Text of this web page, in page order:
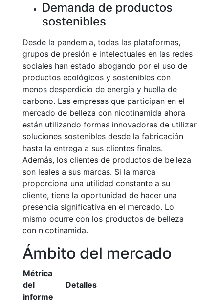
Demanda de productos
sostenibles
Desde la pandemia, todas las plataformas,
grupos de presión e intelectuales en las redes
sociales han estado abogando por el uso de
productos ecológicos y sostenibles con
menos desperdicio de energía y huella de
carbono. Las empresas que participan en el
mercado de belleza con nicotinamida ahora
están utilizando formas innovadoras de utilizar
soluciones sostenibles desde la fabricación
hasta la entrega a sus clientes finales.
Además, los clientes de productos de belleza
son leales a sus marcas. Si la marca
proporciona una utilidad constante a su
cliente, tiene la oportunidad de hacer una
presencia significativa en el mercado. Lo
mismo ocurre con los productos de belleza
con nicotinamida.
Ámbito del mercado
Métrica
del
informe
Detalles